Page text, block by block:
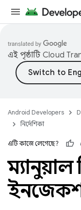
এই পৃষ্ঠাটি Cloud
Android Developers
নির্দেশিকা
এটি কাজে লেগেছে?
ম্যানুয়াল